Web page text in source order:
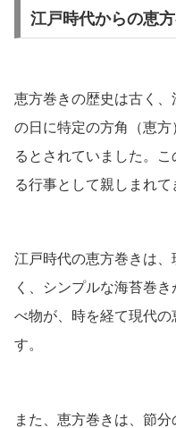
江戸時代からの恵
恵方巻きの歴史は古く
の日に特定の方角（恵
るとされていました。
る行事として親しまれて
江戸時代の恵方巻きは
く、シンプルな海苔巻
べ物が、時を経て現代
す。
また、恵方巻きは、節